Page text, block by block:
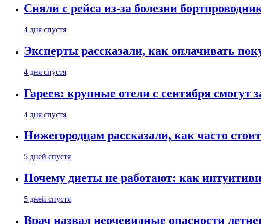
Сняли с рейса из-за болезни
4 дня спустя
Эксперты рассказали, как оплачивать
4 дня спустя
Гареев: крупные отели с сентября смогут
4 дня спустя
Нижегородцам рассказали, как часто
5 дней спустя
Почему диеты не работают: как
5 дней спустя
Врач назвал неочевидные опасности